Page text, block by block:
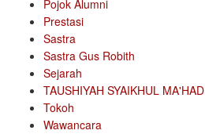
Pojok Alumni
Prestasi
Sastra
Sastra Gus Robith
Sejarah
TAUSHIYAH SYAIKHUL MA'HAD
Tokoh
Wawancara